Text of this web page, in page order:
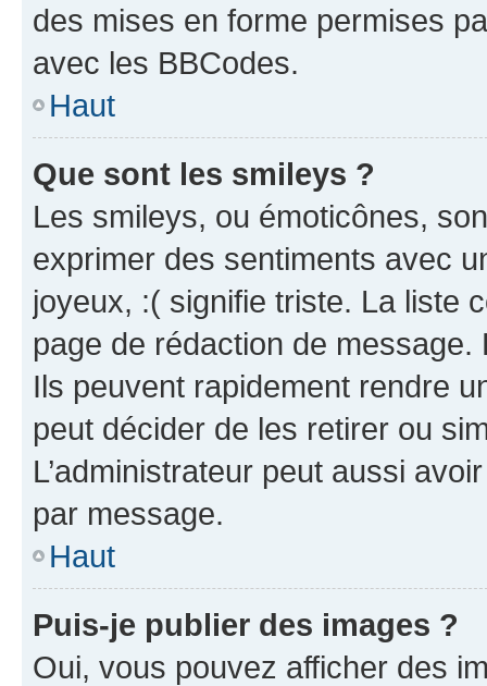
des mises en forme permises
avec les BBCodes.
Haut
Que sont les smileys ?
Les smileys, ou émoticônes,
exprimer des sentiments avec
joyeux, :( signifie triste. La liste
page de rédaction de
Ils peuvent rapidement rendre
peut décider de les retirer ou
L’administrateur peut aussi
par message.
Haut
Puis-je publier des images ?
Oui, vous pouvez afficher des